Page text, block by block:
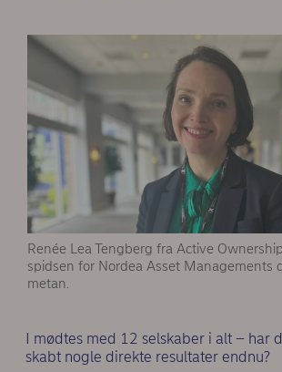
Renée Lea Tengberg fra Active
spidsen for Nordea Asset Managements
metan.
I mødtes med 12 selskaber i alt – har
skabt nogle direkte resultater endnu?